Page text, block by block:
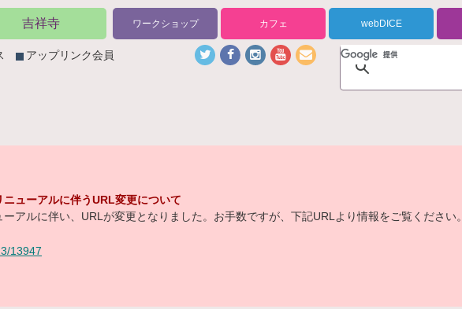
吉祥寺 ワークショップ カフェ webDICE
アップリンク会員
ニューアルに伴うURL変更について
ーアルに伴い、URLが変更となりました。お手数ですが、下記URLより情報をご覧ください。
13947